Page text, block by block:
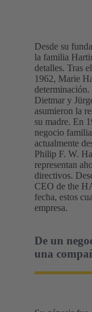
Desde su
la familia
detalles. Tras
1962, Marie
Dietmar y
asumieron la
su madre. En
negocio
actualmente
Philip F. W.
representan
directivos.
CEO de the
fecha, estos
empresa.
De un
una